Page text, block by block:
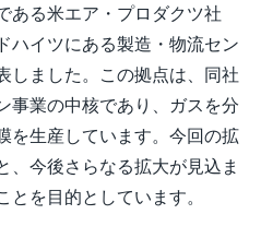
ある米エア・プロダクツ社
ハイツにある製造・物流セン
しました。この拠点は、同社
事業の中核であり、ガスを分
を生産しています。今回の拡
、今後さらなる拡大が見込ま
を目的としています。